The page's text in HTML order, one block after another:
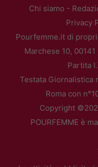
Chi siamo -
Privacy
Pourfemme.it di
Marchese 10,
Partita
Testata Giornalistica
Roma con
Copyright
POURFEMME è